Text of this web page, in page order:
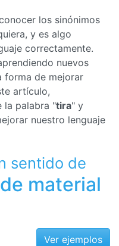
los sinónimos
y es algo
correctamente.
nuevos
forma de mejorar
artículo,
la palabra "tira" y
nuestro lenguaje
sentido de
material
Ver ejemplos